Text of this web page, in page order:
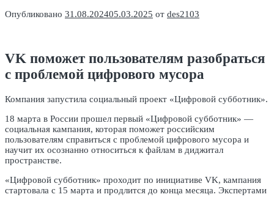
Опубликовано 31.08.202405.03.2025 от des2103
VK поможет пользователям разобраться
с проблемой цифрового мусора
Компания запустила социальный проект «Цифровой субботник».
18 марта в России прошел первый «Цифровой субботник» —
социальная кампания, которая поможет российским
пользователям справиться с проблемой цифрового мусора и
научит их осознанно относиться к файлам в диджитал
пространстве.
«Цифровой субботник» проходит по инициативе VK, кампания
стартовала с 15 марта и продлится до конца месяца. Экспертами